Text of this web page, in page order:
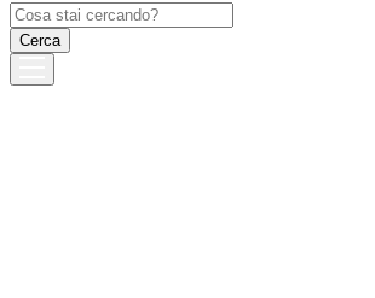
Ricerca
per: